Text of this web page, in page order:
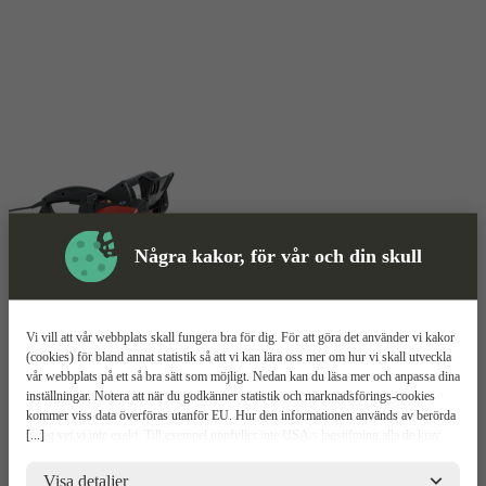
Några kakor, för vår och din skull
[...]
Vi vill att vår webbplats skall fungera bra för dig. För att göra det använder vi kakor
(cookies) för bland annat statistik så att vi kan lära oss mer om hur vi skall utveckla
vår webbplats på ett så bra sätt som möjligt. Nedan kan du läsa mer och anpassa dina
inställningar. Notera att när du godkänner statistik och marknadsförings-cookies
kommer viss data överföras utanför EU. Hur den informationen används av berörda
bolag vet vi inte exakt. Till exempel uppfyller inte USA:s lagstiftning alla de krav
risker för dina personuppgifter. De berörda bolagen måste lämna över uppgifter till
Visa detaljer
Elkedjesåg Mer information
Niko KS 14
Eldriven och smidig